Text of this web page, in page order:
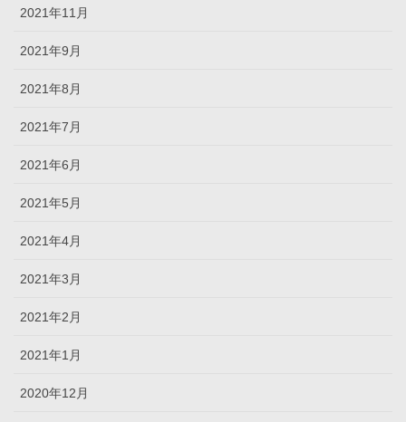
2021年11月
2021年9月
2021年8月
2021年7月
2021年6月
2021年5月
2021年4月
2021年3月
2021年2月
2021年1月
2020年12月